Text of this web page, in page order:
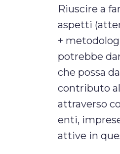
Riuscire a
aspetti
+
potrebbe
che possa
contributo
attraverso
enti,
attive in